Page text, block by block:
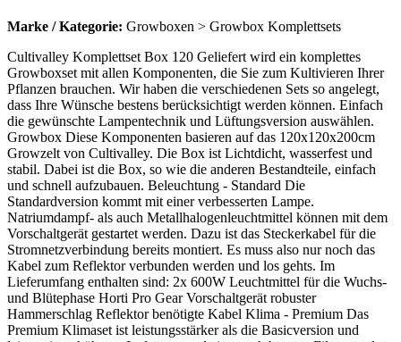
Marke / Kategorie: Growboxen > Growbox Komplettsets
Cultivalley Komplettset Box 120 Geliefert wird ein komplettes
Growboxset mit allen Komponenten, die Sie zum Kultivieren Ihrer
Pflanzen brauchen. Wir haben die verschiedenen Sets so angelegt,
dass Ihre Wünsche bestens berücksichtigt werden können. Einfach
die gewünschte Lampentechnik und Lüftungsversion auswählen.
Growbox Diese Komponenten basieren auf das 120x120x200cm
Growzelt von Cultivalley. Die Box ist Lichtdicht, wasserfest und
stabil. Dabei ist die Box, so wie die anderen Bestandteile, einfach
und schnell aufzubauen. Beleuchtung - Standard Die
Standardversion kommt mit einer verbesserten Lampe.
Natriumdampf- als auch Metallhalogenleuchtmittel können mit dem
Vorschaltgerät gestartet werden. Dazu ist das Steckerkabel für die
Stromnetzverbindung bereits montiert. Es muss also nur noch das
Kabel zum Reflektor verbunden werden und los gehts. Im
Lieferumfang enthalten sind: 2x 600W Leuchtmittel für die Wuchs-
und Blütephase Horti Pro Gear Vorschaltgerät robuster
Hammerschlag Reflektor benötigte Kabel Klima - Premium Das
Premium Klimaset ist leistungsstärker als die Basicversion und